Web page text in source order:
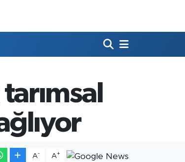
A- A+